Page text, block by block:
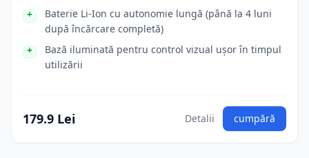
Baterie Li-Ion cu autonomie lungă (până la 4 luni
după încărcare completă)
Bază iluminată pentru control vizual ușor în timpul
utilizării
179.9 Lei Detalii cumpără